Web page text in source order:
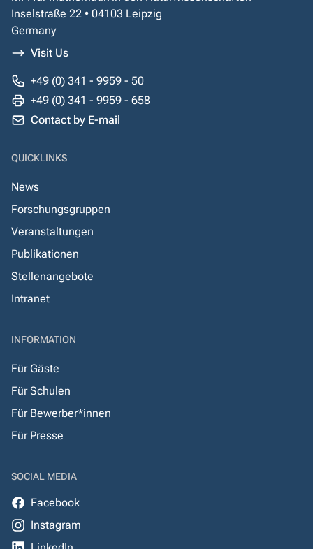
Inselstraße 22 • 04103 Leipzig
Germany
Visit Us
+49 (0) 341 - 9959 - 50
+49 (0) 341 - 9959 - 658
Contact by E-mail
QUICKLINKS
News
Forschungsgruppen
Veranstaltungen
Publikationen
Stellenangebote
Intranet
INFORMATION
Für Gäste
Für Schulen
Für Bewerber*innen
Für Presse
SOCIAL MEDIA
Facebook
Instagram